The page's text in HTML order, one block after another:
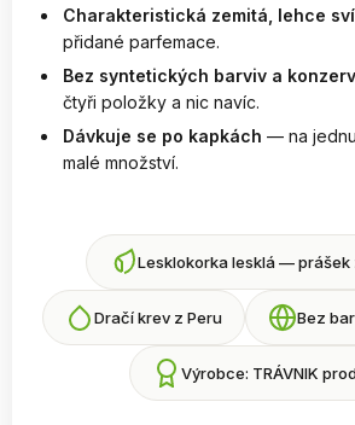
Charakteristická zemitá, lehce
přidané parfemace.
Bez syntetických barviv a
čtyři položky a nic navíc.
Dávkuje se po kapkách — na
malé množství.
Lesklokorka lesklá — prášek
Dračí krev z Peru Bez
Výrobce: TRÁVNIK